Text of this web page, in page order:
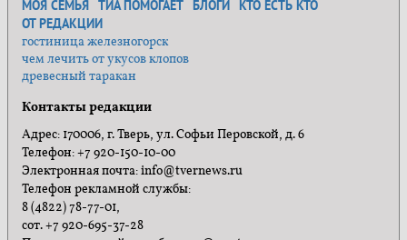
МОЯ СЕМЬЯ
ТИА ПОМОГАЕТ БЛОГИ
КТО ЕСТЬ КТО
ОТ РЕДАКЦИИ
гостиница железногорск
чем лечить от укусов клопов
древесный таракан
Контакты редакции
Адрес: 170006, г. Тверь, ул. Софьи Перовской, д. 6
Телефон: +7 920-150-10-00
Электронная почта: info@tvernews.ru
Телефон рекламной службы:
8 (4822) 78-77-01,
сот. +7 920-695-37-28